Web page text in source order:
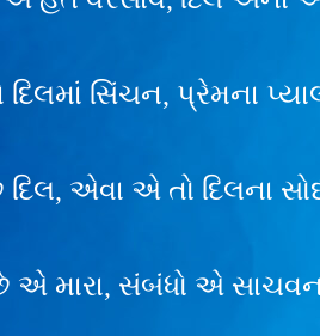
સિંચન, પ્રેમના
એવા એ તો દિલના
મારા, સંબંધો એ